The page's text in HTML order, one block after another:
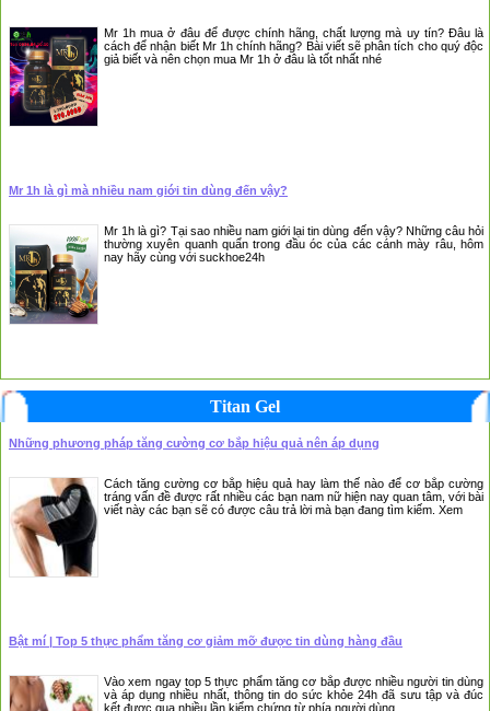
Mr 1h mua ở đâu để được chính hãng, chất lượng mà uy tín? Đâu là
cách để nhận biết Mr 1h chính hãng? Bài viết sẽ phân tích cho quý độc
giả biết và nên chọn mua Mr 1h ở đâu là tốt nhất nhé
Mr 1h là gì mà nhiều nam giới tin dùng đến vậy?
Mr 1h là gì? Tại sao nhiều nam giới lại tin dùng đến vậy? Những câu hỏi
thường xuyên quanh quẩn trong đầu óc của các cánh mày râu, hôm
nay hãy cùng với suckhoe24h
Titan Gel
Những phương pháp tăng cường cơ bắp hiệu quả nên áp dụng
Cách tăng cường cơ bắp hiệu quả hay làm thế nào để cơ bắp cường
tráng vấn đề được rất nhiều các bạn nam nữ hiện nay quan tâm, với bài
viết này các bạn sẽ có được câu trả lời mà bạn đang tìm kiếm. Xem
Bật mí | Top 5 thực phẩm tăng cơ giảm mỡ được tin dùng hàng đầu
Vào xem ngay top 5 thực phẩm tăng cơ bắp được nhiều người tin dùng
và áp dụng nhiều nhất, thông tin do sức khỏe 24h đã sưu tập và đúc
kết được qua nhiều lần kiểm chứng từ phía người dùng